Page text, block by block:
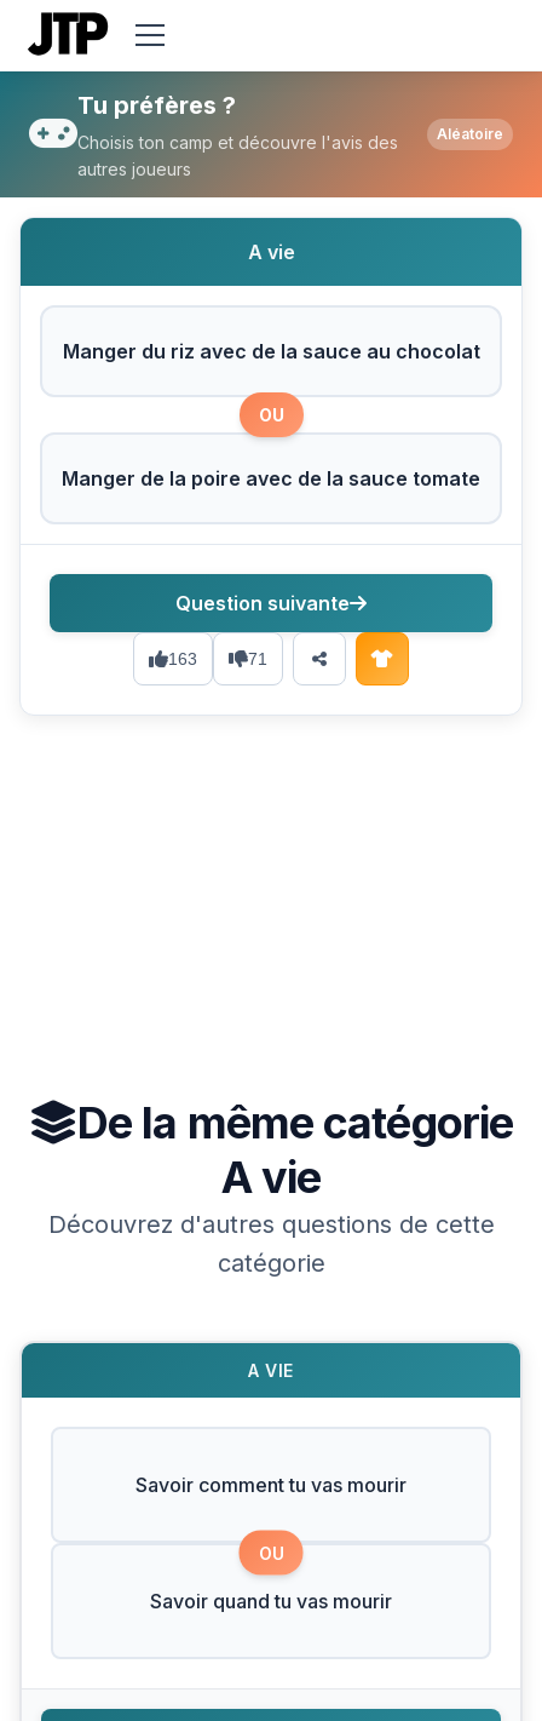
Tu préfères Manger du riz avec de la
Tu préfères ?
Choisis ton camp et découvre l'avis des
autres joueurs
Aléatoire
A vie
Manger du riz avec de la sauce au chocolat
OU
Manger de la poire avec de la sauce tomate
163 71
Question suivante
De la même catégorie
A vie
Découvrez d'autres questions de cette
catégorie
A VIE
Savoir comment tu vas mourir
OU
Savoir quand tu vas mourir